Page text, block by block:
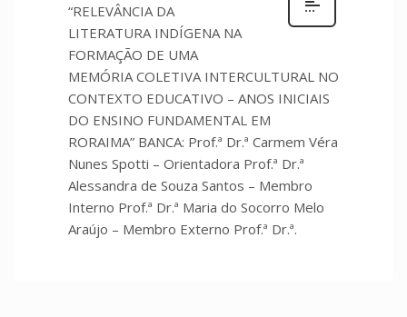
“RELEVÂNCIA DA
LITERATURA INDÍGENA NA
FORMAÇÃO DE UMA
MEMÓRIA COLETIVA INTERCULTURAL NO
CONTEXTO EDUCATIVO – ANOS INICIAIS
DO ENSINO FUNDAMENTAL EM
RORAIMA” BANCA: Prof.ª Dr.ª Carmem Véra
Nunes Spotti – Orientadora Prof.ª Dr.ª
Alessandra de Souza Santos – Membro
Interno Prof.ª Dr.ª Maria do Socorro Melo
Araújo – Membro Externo Prof.ª Dr.ª.